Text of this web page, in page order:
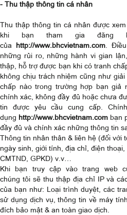
- Thu thập thông tin cá nhân
Thu thập thông tin cá nhân được
khi bạn tham gia đăng
của http://www.bhcvietnam.com.
những rủi ro, những hành vi gian
thập, hỗ trợ được bạn khi có tranh
không chịu trách nhiệm cũng như
chấp nào trong trường hợp bạn giả
chính xác, không đầy đủ hoặc chưa
tin được yêu cầu cung cấp.
dụng http://www.bhcvietnam.com bạn
đầy đủ và chính xác những thông tin
Thông tin nhân thân & liên hệ (đối với
ngày sinh, giới tính, địa chỉ, điện
CMTND, GPKD) v.v…
Khi bạn truy cập vào trang web
chúng tôi sẽ thu thập địa chỉ IP và
của bạn như: Loại trình duyệt, các
sử dụng dịch vụ, thông tin về máy
đích bảo mật & an toàn giao dịch.